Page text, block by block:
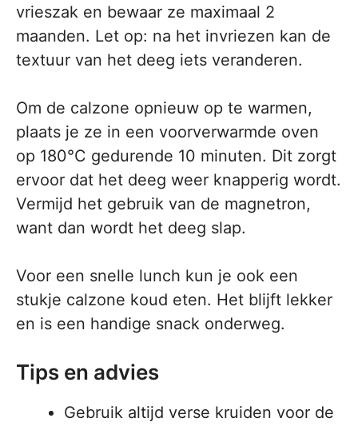
vrieszak en bewaar ze maximaal 2
maanden. Let op: na het invriezen kan de
textuur van het deeg iets veranderen.
Om de calzone opnieuw op te warmen,
plaats je ze in een voorverwarmde oven
op 180°C gedurende 10 minuten. Dit zorgt
ervoor dat het deeg weer knapperig wordt.
Vermijd het gebruik van de magnetron,
want dan wordt het deeg slap.
Voor een snelle lunch kun je ook een
stukje calzone koud eten. Het blijft lekker
en is een handige snack onderweg.
Tips en advies
Gebruik altijd verse kruiden voor de